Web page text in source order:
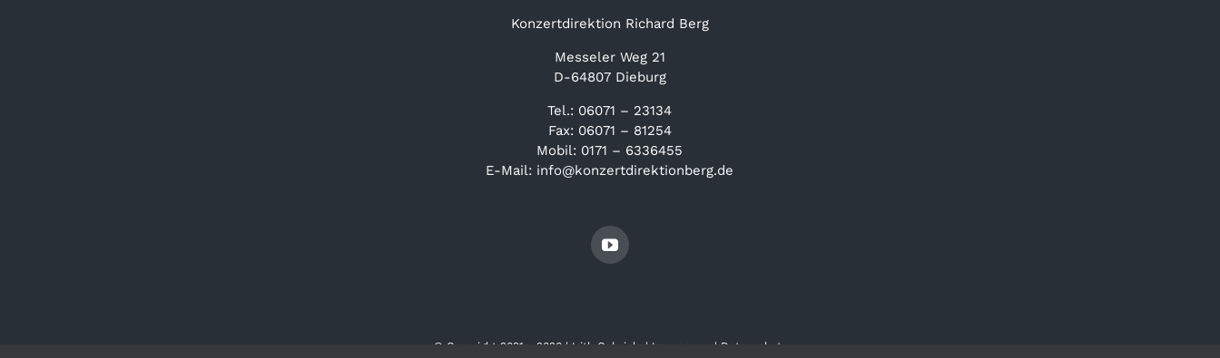
Konzertdirektion Richard Berg
Messeler Weg 21
D-64807 Dieburg
Tel.: 06071 – 23134
Fax: 06071 – 81254
Mobil: 0171 – 6336455
E-Mail: info@konzertdirektionberg.de
© Copyright 2021 - 2026 | Irith Gabriely | Impressum | Datenschutz